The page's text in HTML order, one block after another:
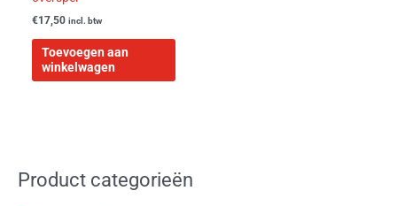
€17,50 incl. btw
Toevoegen aan
winkelwagen
Product categorieën